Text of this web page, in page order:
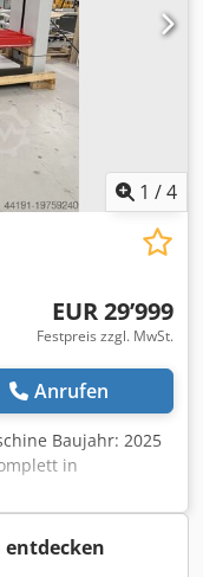
1 /4
EUR 29’999
Festpreis zzgl. MwSt.
Anrufen
Baujahr: 2025
in
Lamellen-
Lamellen-
entdecken